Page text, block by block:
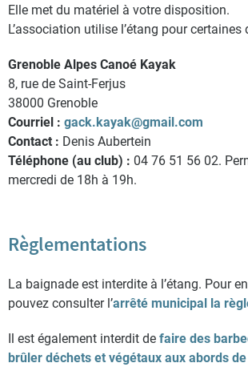
Elle met du matériel à votre disposition.
L’association utilise l’étang pour certaines
Grenoble Alpes Canoé Kayak
8, rue de Saint-Ferjus
38000 Grenoble
Courriel : gack.kayak@gmail.com
Contact : Denis Aubertein
Téléphone (au club) : 04 76 51 56 02.
mercredi de 18h à 19h.
Règlementations
La baignade est interdite à l’étang. Pour
pouvez consulter l’arrêté municipal la
Il est également interdit de faire des
brûler déchets et végétaux aux abords de